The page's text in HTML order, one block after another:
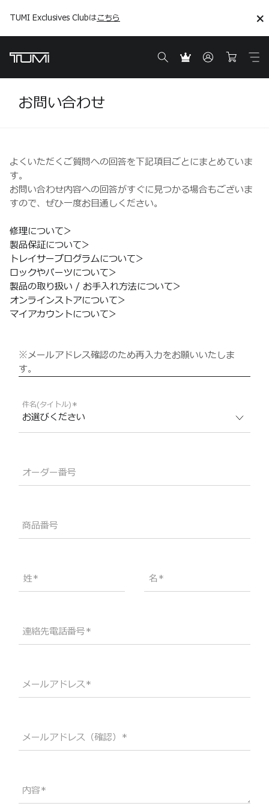
ギフトアイデアを見る こちら
ギフトアイデアを見る
TUMI Exclusives Clubはこちら
お問い合わせ
よくいただくご質問への回答を下記項目ごとにまとめていま
す。
お問い合わせ内容への回答がすぐに見つかる場合もございま
すので、ぜひ一度お目通しください。
修理について
製品保証について
トレイサープログラムについて
ロックやパーツについて
製品の取り扱い / お手入れ方法について
オンラインストアについて
マイアカウントについて
※メールアドレス確認のため再入力をお願いいたしま
す。
件名(タイトル)
オーダー番号
商品番号
姓 名
連絡先電話番号
メールアドレス
メールアドレス（確認）
内容